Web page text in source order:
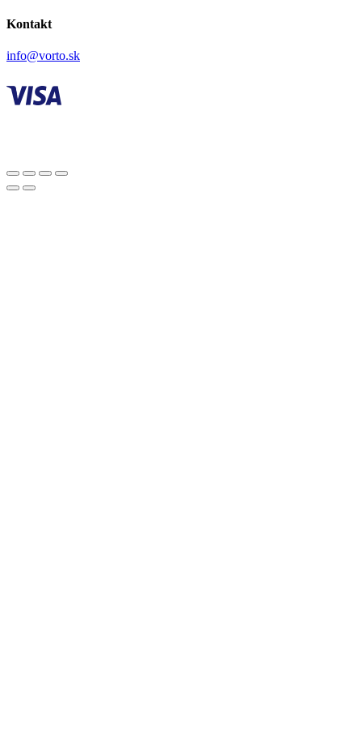
Kontakt
info@vorto.sk